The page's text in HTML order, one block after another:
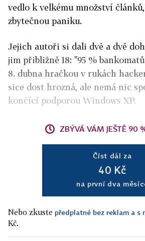
vedlo k velkému množství
zbytečnou paniku.
Jejich autoři si dali dvě a dvě
jim přibližně 18: "95 %
8. dubna hračkou v rukách
sice dost hrozná, ale nemá nic
končící podporou Windows XP.
ZBÝVÁ VÁM JEŠTĚ 90
Číst dál za
40 Kč
na první dva
Nebo zkuste předplatné bez reklam a s
Kč.